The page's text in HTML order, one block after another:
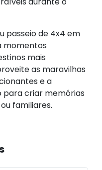
passeio de 4x4 em
momentos
mais
as maravilhas
e a
para criar memórias
familiares.